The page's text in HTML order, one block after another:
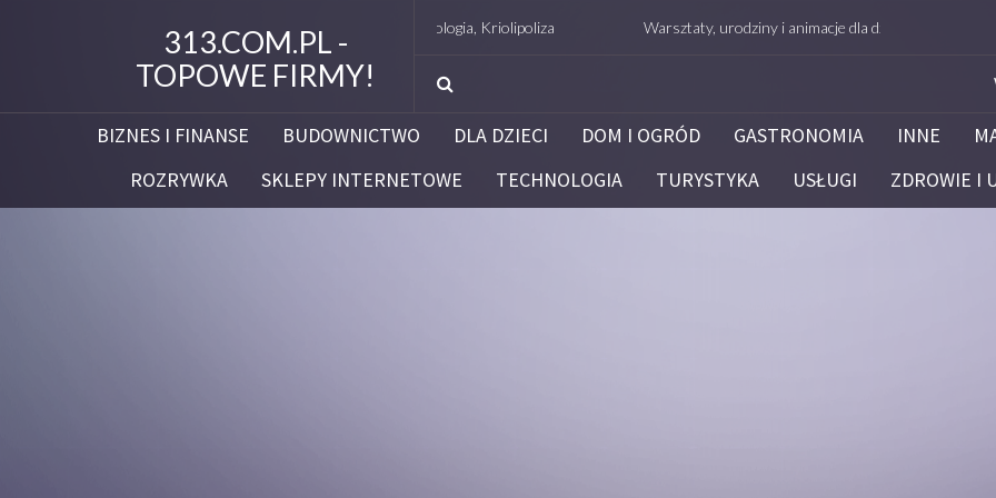
313.COM.PL -
TOPOWE FIRMY!
Studio Figura Białystok – Endermologia, Kriolipoliza Warsztaty, urodziny i animacje dla dzieci – Białystok –
BIZNES I FINANSE BUDOWNICTWO DLA DZIECI DOM I OGRÓD GASTRONOMIA INNE
ROZRYWKA
SKLEPY INTERNETOWE TECHNOLOGIA TURYSTYKA USŁUGI ZDROWIE I